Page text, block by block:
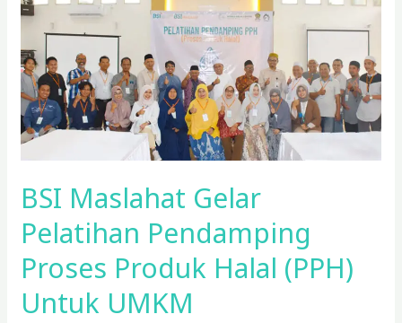
BSI Maslahat Gelar
Pelatihan Pendamping
Proses Produk Halal (PPH)
Untuk UMKM
Pendamping
Proses
Produk
Halal
(PPH)
Untuk
UMKM